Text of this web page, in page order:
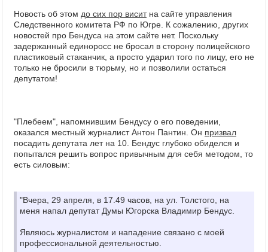
Новость об этом до сих пор виситна сайте управления
Следственного комитета РФ по Югре. К сожалению, других
новостей про Бендуса на этом сайте нет. Поскольку
задержанный единоросс не бросал в сторону полицейского
пластиковый стаканчик, а просто ударил того по лицу, его не
только не бросили в тюрьму, но и позволили остаться
депутатом!
"Плебеем", напомнившим Бендусу о его поведении,
оказался местный журналист Антон Пантин. Он призвал
посадить депутата лет на 10. Бендус глубоко обиделся и
попытался решить вопрос привычным для себя методом, то
есть силовым:
"Вчера, 29 апреля, в 17.49 часов, на ул. Толстого, на
меня напал депутат Думы Югорска Владимир Бендус.
Являюсь журналистом и нападение связано с моей
профессиональной деятельностью.